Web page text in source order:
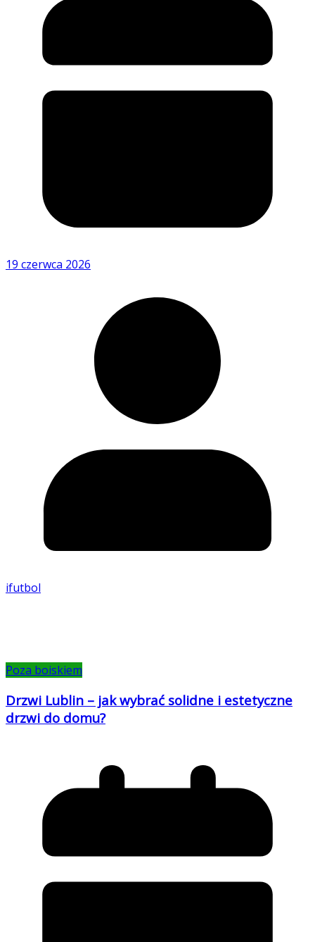
19 czerwca 2026
ifutbol
Poza boiskiem
Drzwi Lublin – jak wybrać solidne i estetyczne
drzwi do domu?